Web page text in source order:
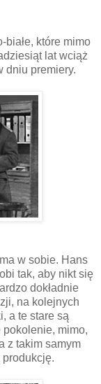
białe, które mimo
lat wciąż
dniu premiery.
w sobie. Hans
tak, aby nikt się
dokładnie
na kolejnych
a te stare są
mimo,
z takim samym